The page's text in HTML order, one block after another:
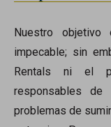
Nuestro
impecable; sin
Rentals ni el
responsables de
problemas de